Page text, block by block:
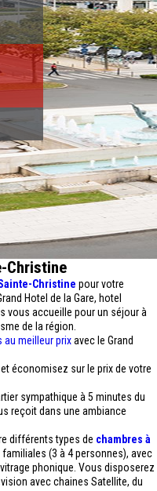
Christine
Christine pour votre
Hotel de la Gare, hotel
vous accueille pour un séjour à
de la région.
au meilleur prixavec le Grand
économisez sur le prix de votre
sympathique à 5 minutes du
reçoit dans une ambiance
différents types de chambres à
(3 à 4 personnes), avec
phonique. Vous disposerez
avec chaines Satellite, du